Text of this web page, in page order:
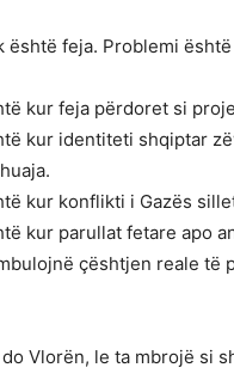
është feja. Problemi
kur feja përdoret si
kur identiteti shqiptar
kur konflikti i Gazës
kur parullat fetare apo
çështjen reale të
Vlorën, le ta mbrojë si